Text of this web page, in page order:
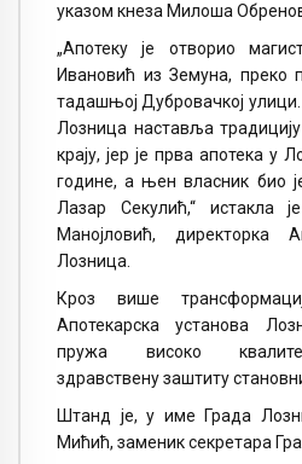
указом кнеза Милоша
„Апотеку је отворио
Ивановић из Земуна, преко
тадашњој Дубровачкој
Лозница наставља
крају, јер је прва апотека у
године, а њен власник био
Лазар Секулић,“ истакла
Манојловић, директорка
Лозница.
Кроз више
Апотекарска установа
пружа високо
здравствену заштиту
Штанд је, у име Града
Мићић, заменик секретара